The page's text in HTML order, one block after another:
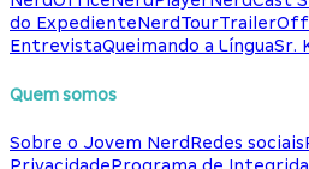
do ExpedienteNerdTour
EntrevistaQueimando a LínguaSr.
Quem somos
Sobre o Jovem NerdRedes sociais